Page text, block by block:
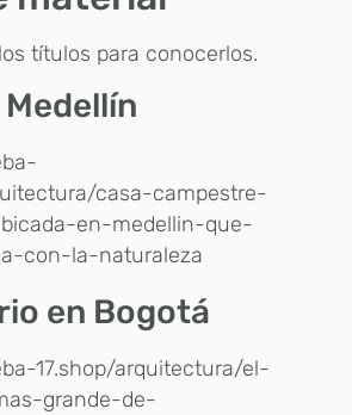
títulos para conocerlos.
Medellín
casa-campestre-
en-medellin-que-
con-la-naturaleza
en Bogotá
17.shop/arquitectura/el-
grande-de-